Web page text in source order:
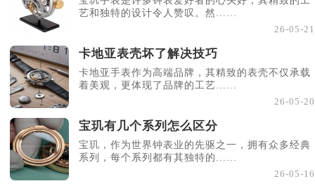
内蒙古自治区通辽市科尔沁区明仁大街亨得利售后服务中心（需提前预约）
内蒙古自治区乌兰察布市集宁区恩和大街亨得利售后服务中心（需提前预约）
山西省大同市平城区迎宾街亨得利售后服务中心（需提前预约）
山西省晋城市城区黄华街亨得利售后服务中心（需提前预约）
山西省晋中市榆次区顺城街亨得利售后服务中心（需提前预约）
艺和独特的设计令人赞叹。然......
26-05-21
卡地亚表壳坏了解决技巧
卡地亚手表作为高端品牌，其精致的表壳不仅承载
着美观，更体现了品牌的工艺......
26-05-20
宝玑有几个系列怎么区分
宝玑，作为世界钟表业的先驱之一，拥有众多经典
系列，每个系列都有其独特的......
26-05-16